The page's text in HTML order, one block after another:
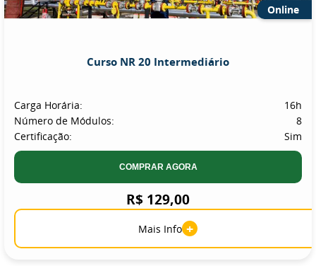
Online
Curso NR 20 Intermediário
Carga Horária:
16h
Número de Módulos:
8
Certificação:
Sim
COMPRAR AGORA
R$ 129,00
Mais Info +